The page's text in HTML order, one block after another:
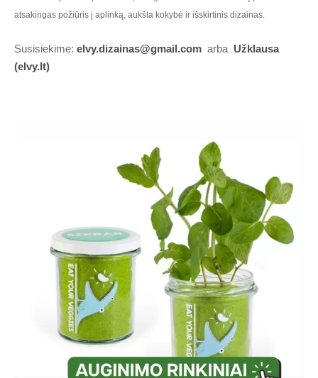
atsakingas požiūris į aplinką, aukšta kokybė ir išskirtinis dizainas.
Susisiekime: elvy.dizainas@gmail.com arba Užklausa
(elvy.lt)